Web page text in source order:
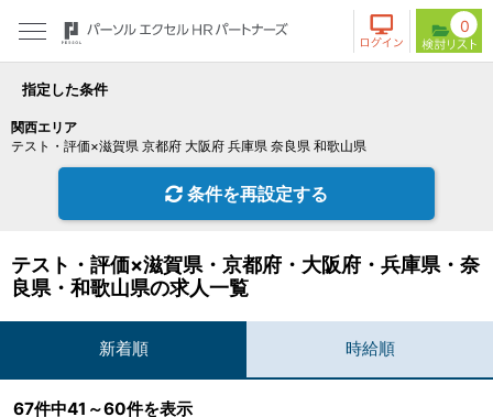
0
指定した条件
関西エリア
テスト・評価×滋賀県 京都府 大阪府 兵庫県 奈良県 和歌山県
条件を再設定する
テスト・評価×滋賀県・京都府・大阪府・兵庫県・奈
良県・和歌山県の求人一覧
新着順 時給順
67件中41～60件を表示